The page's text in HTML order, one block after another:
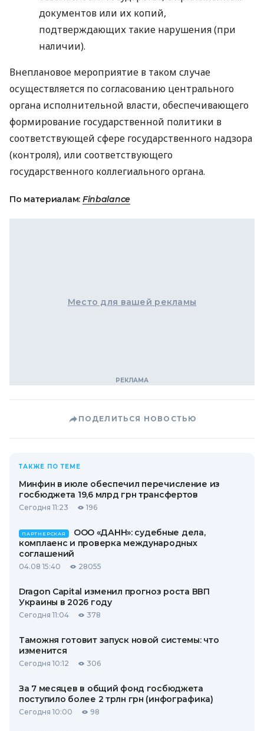
документов или их копий,
подтверждающих такие нарушения (при
наличии).
Внеплановое мероприятие в таком случае
осуществляется по согласованию центрального
органа исполнительной власти, обеспечивающего
формирование государственной политики в
соответствующей сфере государственного надзора
(контроля), или соответствующего
государственного коллегиального органа.
По материалам: Finbalance
Место для вашей рекламы
ПОДЕЛИТЬСЯ НОВОСТЬЮ
ТАКЖЕ ПО ТЕМЕ
Минфин в июле обеспечил перечисление из
госбюджета 19,6 млрд грн трансфертов
Сегодня 11:23 196
ПАРТНЕРСКАЯ
ООО «ДАНН»: судебные дела,
комплаенс и проверка международных
соглашений
04.08 15:40 28055
Dragon Capital изменил прогноз роста ВВП
Украины в 2026 году
Сегодня 11:04 378
Таможня готовит запуск новой системы: что
изменится
Сегодня 10:12 306
За 7 месяцев в общий фонд госбюджета
поступило более 2 трлн грн (инфографика)
Сегодня 10:00 98